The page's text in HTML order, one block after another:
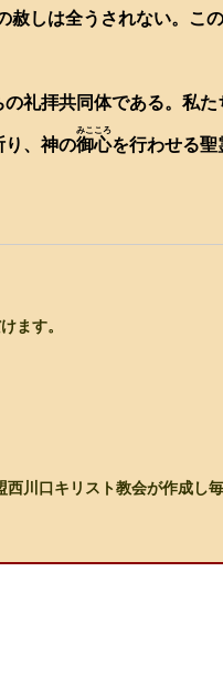
赦しは全うされない。こ
礼拝共同体である。私た
り、神の御心
みこころ
を行わせる聖
ます。
川口キリスト教会が作成し